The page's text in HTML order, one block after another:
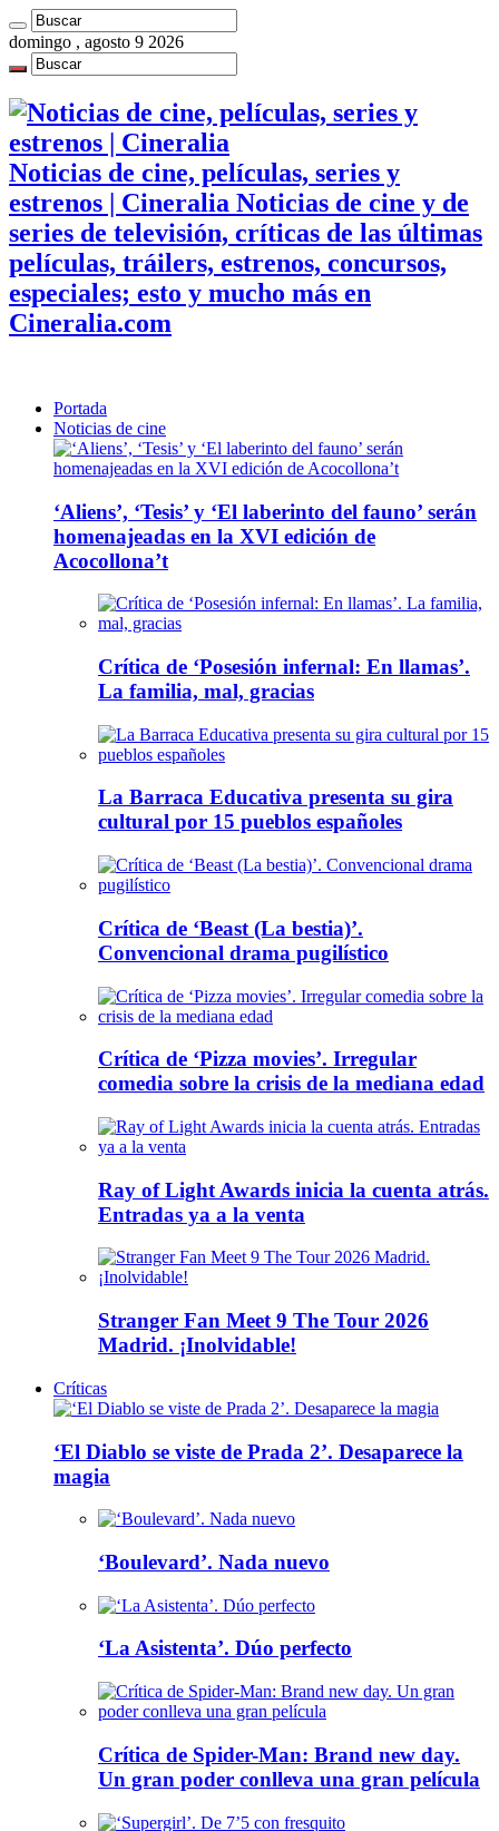
domingo , agosto 9 2026
Noticias de cine, películas, series y
estrenos | Cineralia Noticias de cine y de
series de televisión, críticas de las últimas
películas, tráilers, estrenos, concursos,
especiales; esto y mucho más en
Cineralia.com
Portada
Noticias de cine
‘Aliens’, ‘Tesis’ y ‘El laberinto del fauno’ serán
homenajeadas en la XVI edición de
Acocollona’t
Crítica de ‘Posesión infernal: En llamas’.
La familia, mal, gracias
La Barraca Educativa presenta su gira
cultural por 15 pueblos españoles
Crítica de ‘Beast (La bestia)’.
Convencional drama pugilístico
Crítica de ‘Pizza movies’. Irregular
comedia sobre la crisis de la mediana edad
Ray of Light Awards inicia la cuenta atrás.
Entradas ya a la venta
Stranger Fan Meet 9 The Tour 2026
Madrid. ¡Inolvidable!
Críticas
‘El Diablo se viste de Prada 2’. Desaparece la
magia
‘Boulevard’. Nada nuevo
‘La Asistenta’. Dúo perfecto
Crítica de Spider-Man: Brand new day.
Un gran poder conlleva una gran película